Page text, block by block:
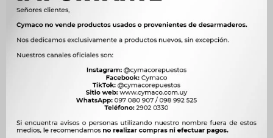
CLIMATIZADORES A.A BYD
COMPRESOR AIRE
32.166
26.685
CLIMATIZADORES A.A EFFA